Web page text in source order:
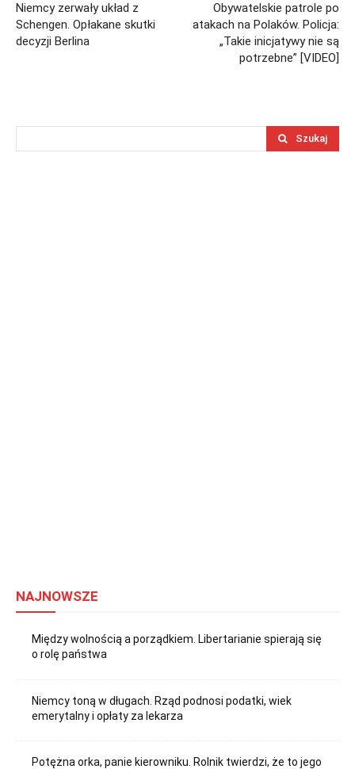
Niemcy zerwały układ z
Schengen. Opłakane skutki
decyzji Berlina
Obywatelskie patrole po
atakach na Polaków. Policja:
„Takie inicjatywy nie są
potrzebne” [VIDEO]
Szukaj
NAJNOWSZE
Między wolnością a porządkiem. Libertarianie spierają się
o rolę państwa
Niemcy toną w długach. Rząd podnosi podatki, wiek
emerytalny i opłaty za lekarza
Potężna orka, panie kierowniku. Rolnik twierdzi, że to jego